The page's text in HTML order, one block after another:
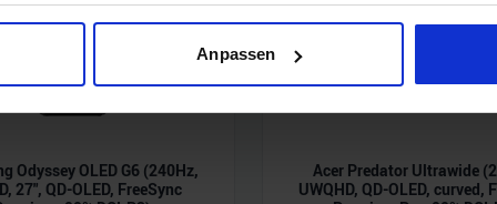
Lage erfassen, welche bis auf einige Meter genau
Ihre persönlichen Daten verarbeitet werden, und legen Sie
zu analysieren. Außerdem geben wir Informationen zu
Anpassen
Odyssey OLED G6 (240Hz,
27", QD-OLED, FreeSync
Acer Predator Ultrawide
UWQHD, QD-OLED, curved,